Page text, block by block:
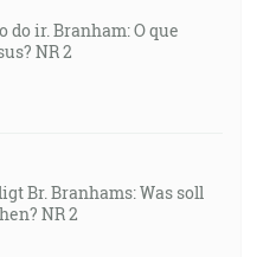
do ir. Branham: O que
NR 2
Br. Branhams: Was soll
NR 2